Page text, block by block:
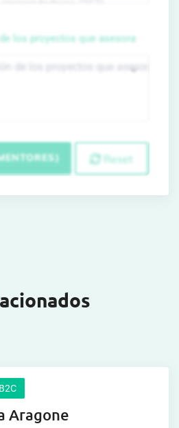
los proyectos que asesora
Reset
Aragone